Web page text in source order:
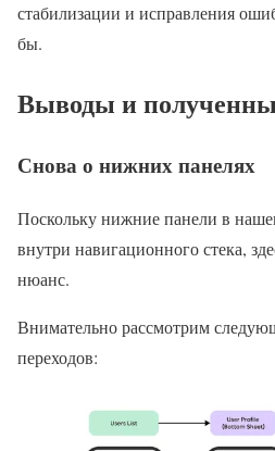
стабилизации и исправления
бы.
Выводы и
Снова о нижних панелях
Поскольку нижние панели в
внутри навигационного стека,
нюанс.
Внимательно рассмотрим
переходов: